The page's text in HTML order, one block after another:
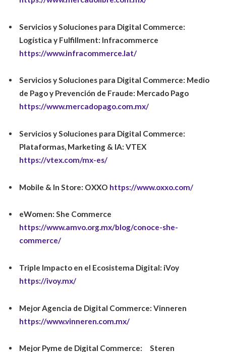
Servicios y Soluciones para Digital Commerce:
Logística y Fulfillment: Infracommerce
https://www.infracommerce.lat/
Servicios y Soluciones para Digital Commerce: Medio
de Pago y Prevención de Fraude: Mercado Pago
https://www.mercadopago.com.mx/
Servicios y Soluciones para Digital Commerce:
Plataformas, Marketing & IA: VTEX
https://vtex.com/mx-es/
Mobile & In Store: OXXO https://www.oxxo.com/
eWomen: She Commerce
https://www.amvo.org.mx/blog/conoce-she-
commerce/
Triple Impacto en el Ecosistema Digital: iVoy
https://ivoy.mx/
Mejor Agencia de Digital Commerce: Vinneren
https://www.vinneren.com.mx/
Mejor Pyme de Digital Commerce: Steren